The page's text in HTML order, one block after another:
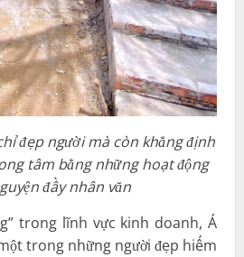
đẹp người mà còn khẳng định
tâm bằng những hoạt động
đầy nhân văn
trong lĩnh vực kinh doanh, Á
trong những người đẹp hiếm